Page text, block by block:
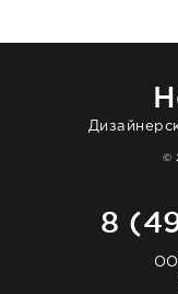
©
8